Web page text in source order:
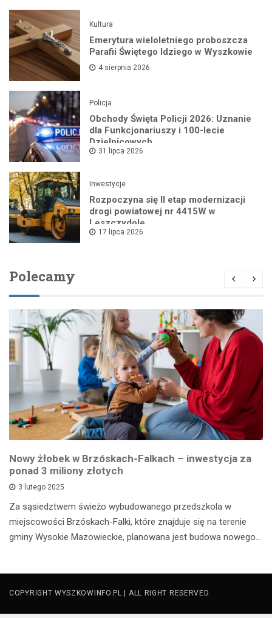
Kultura
Emerytura wieloletniego proboszcza
Parafii Świętego Idziego w Wyszkowie
4 sierpnia 2026
Policja
Obchody Święta Policji 2026: Uznanie
dla Funkcjonariuszy i 100-lecie
Dzielnicowych
31 lipca 2026
Inwestycje
Rozpoczyna się II etap modernizacji
drogi powiatowej nr 4415W w
Leszczydole
17 lipca 2026
Polecamy
Nowy żłobek w Brzóskach-Falkach – inwestycja za
ponad 3 miliony złotych
3 lutego 2025
Za sąsiedztwem świeżo wybudowanego przedszkola w
miejscowości Brzóskach-Falki, które znajduje się na terenie
gminy Wysokie Mazowieckie, planowana jest budowa nowego…
COPYRIGHT WYSZKOWINFO.PL | ALL RIGHT RESERVED